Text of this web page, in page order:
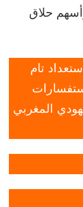
حلاق
تام
المغربي